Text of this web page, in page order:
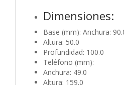
Dimensiones:
Base (mm): Anchura:
Altura: 50.0
Profundidad: 100.0
Teléfono (mm):
Anchura: 49.0
Altura: 159.0